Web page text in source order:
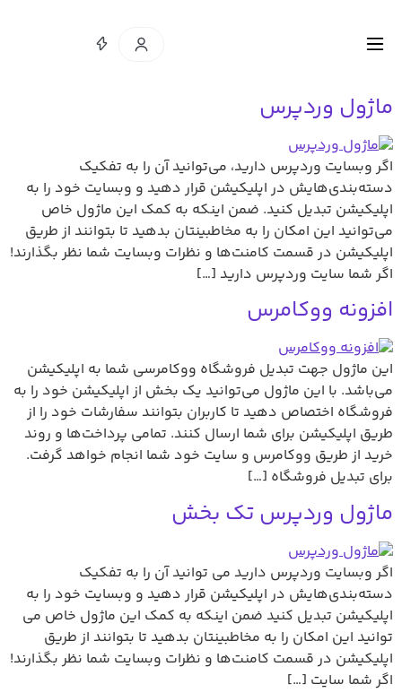
ماژول وردپرس
اگر وبسایت وردپرس دارید، می‌توانید آن را به تفکیک
دسته‌بندی‌هایش در اپلیکیشن قرار دهید و وبسایت خود را به
اپلیکیشن تبدیل کنید. ضمن اینکه به کمک این ماژول خاص
می‌توانید این امکان را به مخاطبینتان بدهید تا بتوانند از طریق
اپلیکیشن در قسمت کامنت‌ها و نظرات وبسایت شما نظر بگذارند!
اگر شما سایت وردپرس دارید […]
افزونه ووکامرس
این ماژول جهت تبدیل فروشگاه ووکامرسی شما به اپلیکیشن
می‌باشد. با این ماژول می‌توانید یک بخش از اپلیکیشن خود را به
فروشگاه اختصاص دهید تا کاربران بتوانند سفارشات خود را از
طریق اپلیکیشن برای شما ارسال کنند. تمامی پرداخت‌ها و روند
خرید از طریق ووکامرس و سایت خود شما انجام خواهد گرفت.
برای تبدیل فروشگاه […]
ماژول وردپرس تک بخش
اگر وبسایت وردپرس دارید می توانید آن را به تفکیک
دسته‌بندی‌هایش در اپلیکیشن قرار دهید و وبسایت خود را به
اپلیکیشن تبدیل کنید ضمن اینکه به کمک این ماژول خاص می
توانید این امکان را به مخاطبینتان بدهید تا بتوانند از طریق
اپلیکیشن در قسمت کامنت‌ها و نظرات وبسایت شما نظر بگذارند!
اگر شما سایت […]